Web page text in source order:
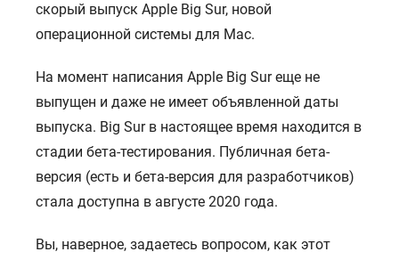
скорый выпуск Apple Big Sur, новой
операционной системы для Mac.
На момент написания Apple Big Sur еще не
выпущен и даже не имеет объявленной даты
выпуска. Big Sur в настоящее время находится в
стадии бета-тестирования. Публичная бета-
версия (есть и бета-версия для разработчиков)
стала доступна в августе 2020 года.
Вы, наверное, задаетесь вопросом, как этот